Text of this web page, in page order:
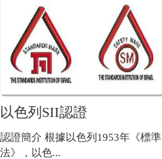
以色列SII認證
認證簡介 根據以色列1953年《標準
法》，以色...